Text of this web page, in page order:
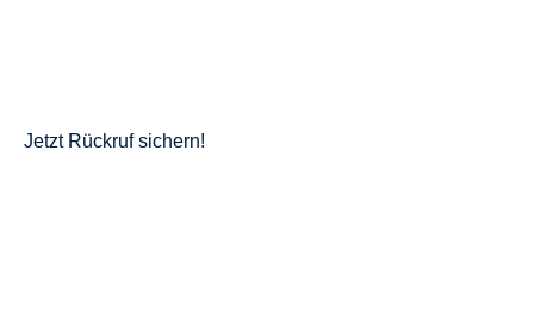
Jetzt Rückruf sichern!